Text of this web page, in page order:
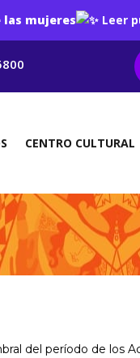
mujeres Leer
CENTRO CULTURAL
del período de los